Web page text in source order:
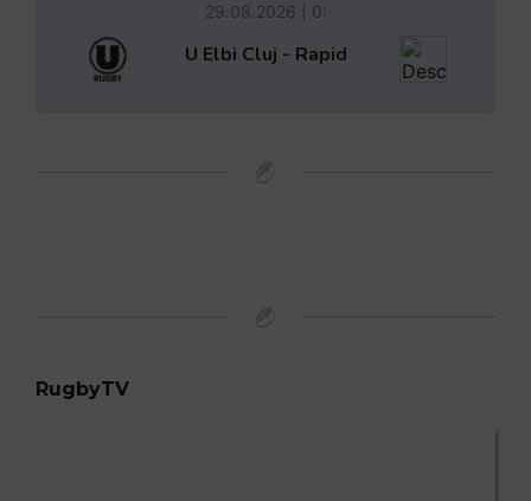
29.08.2026 | 0:
U Elbi Cluj - Rapid
RugbyTV